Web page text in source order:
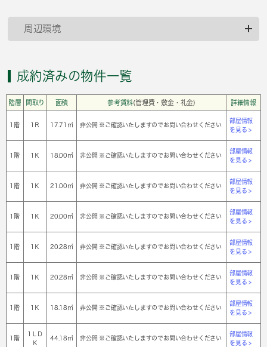
周辺環境
成約済みの物件一覧
階層 間取り 面積 参考賃料(管理費・敷金・礼金) 詳細情報
1階 1Ｒ 17.71㎡ 非公開 ※ご確認いたしますのでお問い合わせください
部屋情報
を見る >
1階 1Ｋ 18.00㎡ 非公開 ※ご確認いたしますのでお問い合わせください
部屋情報
を見る >
1階 1Ｋ 21.00㎡ 非公開 ※ご確認いたしますのでお問い合わせください
部屋情報
を見る >
1階 1Ｋ 20.00㎡ 非公開 ※ご確認いたしますのでお問い合わせください
部屋情報
を見る >
1階 1Ｋ 20.28㎡ 非公開 ※ご確認いたしますのでお問い合わせください
部屋情報
を見る >
1階 1Ｋ 20.28㎡ 非公開 ※ご確認いたしますのでお問い合わせください
部屋情報
を見る >
1階 1Ｋ 18.18㎡ 非公開 ※ご確認いたしますのでお問い合わせください
部屋情報
を見る >
1階
1ＬＤ
Ｋ
44.18㎡ 非公開 ※ご確認いたしますのでお問い合わせください
部屋情報
を見る >